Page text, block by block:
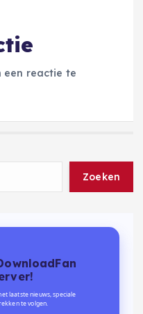
een reactie te
Zoeken
laatste nieuws, speciale
te volgen.